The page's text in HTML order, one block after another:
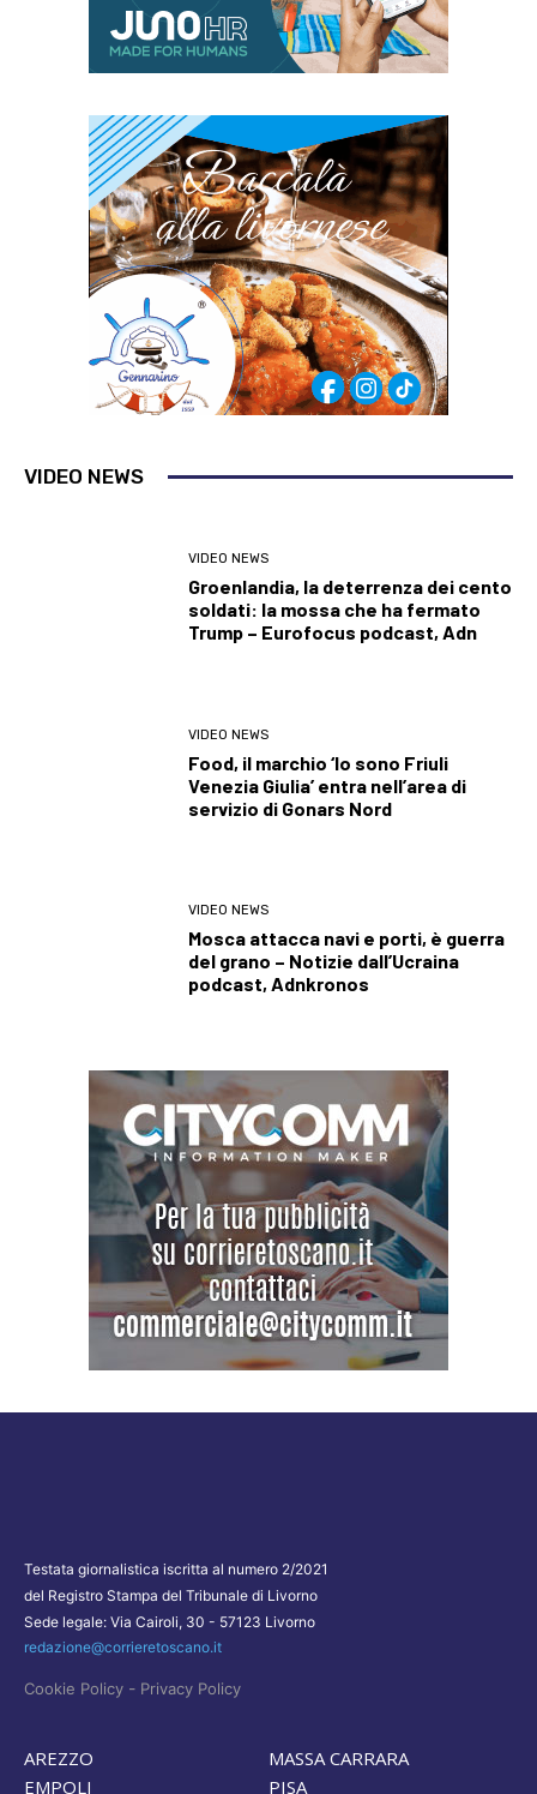
VIDEO NEWS
VIDEO NEWS
Groenlandia, la deterrenza dei cento
soldati: la mossa che ha fermato
Trump – Eurofocus podcast, Adn
VIDEO NEWS
Food, il marchio ‘Io sono Friuli
Venezia Giulia’ entra nell’area di
servizio di Gonars Nord
VIDEO NEWS
Mosca attacca navi e porti, è guerra
del grano – Notizie dall’Ucraina
podcast, Adnkronos
Testata giornalistica iscritta al numero 2/2021
del Registro Stampa del Tribunale di Livorno
Sede legale: Via Cairoli, 30 - 57123 Livorno
redazione@corrieretoscano.it
Cookie Policy - Privacy Policy
AREZZO
EMPOLI
MASSA CARRARA
PISA